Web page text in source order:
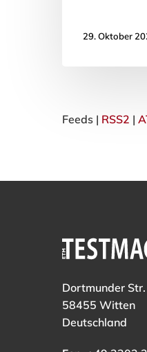
29. Oktober
Feeds | RSS2 |
Dortmunder
58455 Witten
Deutschland